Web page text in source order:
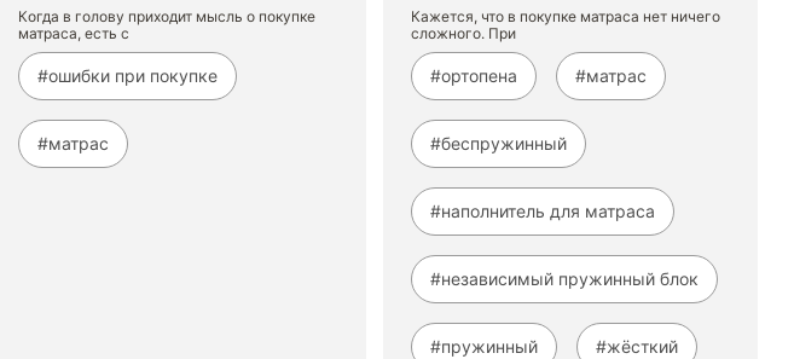
Когда в голову приходит мысль о покупке
матраса, есть с
#ошибки при покупке
#матрас
Кажется, что в покупке матраса нет ничего
сложного. При
#ортопена #матрас
#беспружинный
#наполнитель для матраса
#независимый пружинный блок
#пружинный #жёсткий